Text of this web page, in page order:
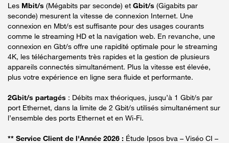
Les Mbit/s (Mégabits par seconde) et Gbit/s (Gigabits par
seconde) mesurent la vitesse de connexion Internet. Une
connexion en Mbt/s est suffisante pour des usages courants
comme le streaming HD et la navigation web. En revanche, une
connexion en Gbt/s offre une rapidité optimale pour le streaming
4K, les téléchargements très rapides et la gestion de plusieurs
appareils connectés simultanément. Plus la vitesse est élevée,
plus votre expérience en ligne sera fluide et performante.
2Gbit/s partagés : Débits max théoriques, jusqu’à 1 Gbit/s par
port Ethernet, dans la limite de 2 Gbit/s utilisés simultanément sur
l’ensemble des ports Ethernet et en Wi-Fi.
** Service Client de l'Année 2026 : Étude Ipsos bva – Viséo CI –